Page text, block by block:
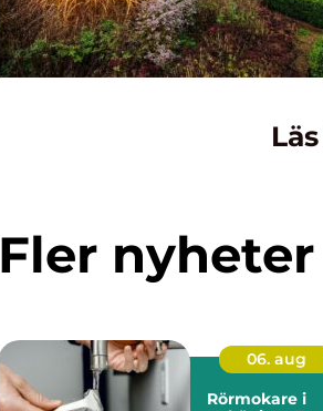
Fler nyheter
06. aug
Rörmokare i